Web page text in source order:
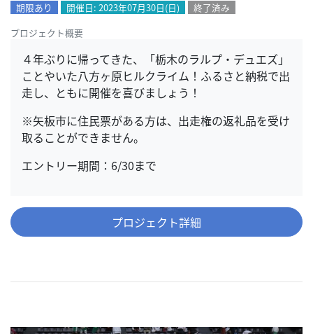
期限あり 開催日: 2023年07月30日(日)
終了済み
プロジェクト概要
４年ぶりに帰ってきた、「栃木のラルプ・デュエズ」
ことやいた八方ヶ原ヒルクライム！ふるさと納税で出
走し、ともに開催を喜びましょう！
※矢板市に住民票がある方は、出走権の返礼品を受け
取ることができません。
エントリー期間：6/30まで
プロジェクト詳細